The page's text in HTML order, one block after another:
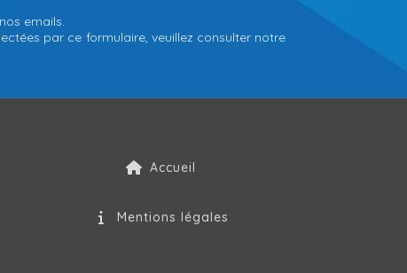
emails.
par ce formulaire, veuillez consulter notre
Accueil
Mentions légales